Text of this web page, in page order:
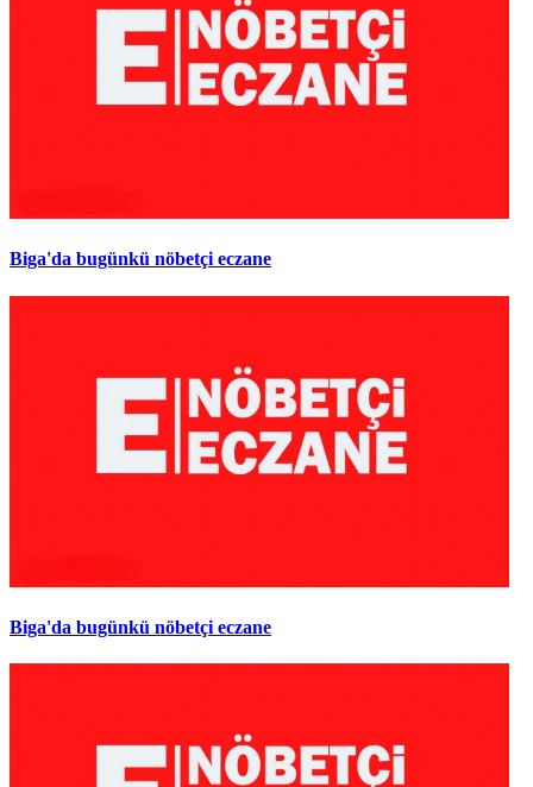
Biga'da bugünkü nöbetçi eczane
Biga'da bugünkü nöbetçi eczane